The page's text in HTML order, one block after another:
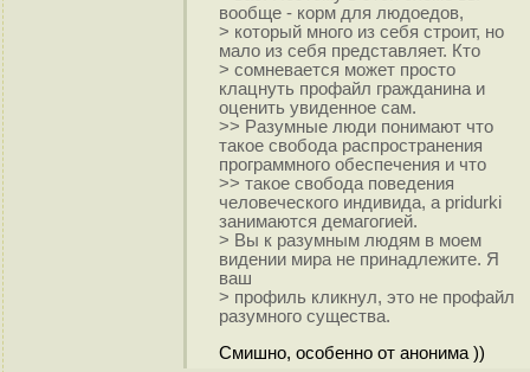
вообще - корм для людоедов,
> который много из себя строит, но
мало из себя представляет. Кто
> сомневается может просто
клацнуть профайл гражданина и
оценить увиденное сам.
>> Разумные люди понимают что
такое свобода распространения
программного обеспечения и что
>> такое свобода поведения
человеческого индивида, а pridurki
занимаются демагогией.
> Вы к разумным людям в моем
видении мира не принадлежите. Я
ваш
> профиль кликнул, это не профайл
разумного существа.
Смишно, особенно от анонима ))